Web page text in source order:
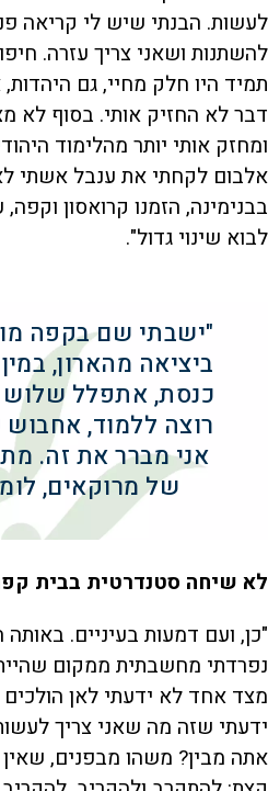
לעשות. הבנתי שיש לי קריאה
להשתנות ושאני צריך עזרה.
תמיד היו חלק מחיי, גם
דבר לא החזיק אותי. בסוף לא
ומחזק אותי יותר מהלימוד
אלבום לקחתי את ענבל אשתי
בבנימינה, הזמנו קרואסון
לבוא שינוי גדול".
"ישבתי שם בקפה
ביציאה מהארון,
כנסת, אתפלל שלוש
רוצה ללמוד,
אני מברר את זה.
של מרוקאים,
לא שיחה סטנדרטית בבית
"כן, ועם דמעות בעיניים.
נפרדתי מחשבתית ממקום
מצד אחד לא ידעתי לאן
ידעתי שזה מה שאני צריך
אתה מבין? משהו מבפנים, שאין